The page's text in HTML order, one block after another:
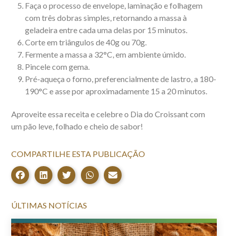
Faça o processo de envelope, laminação e folhagem
com três dobras simples, retornando a massa à
geladeira entre cada uma delas por 15 minutos.
Corte em triângulos de 40g ou 70g.
Fermente a massa a 32°C, em ambiente úmido.
Pincele com gema.
Pré-aqueça o forno, preferencialmente de lastro, a 180-
190°C e asse por aproximadamente 15 a 20 minutos.
Aproveite essa receita e celebre o Dia do Croissant com
um pão leve, folhado e cheio de sabor!
COMPARTILHE ESTA PUBLICAÇÃO
ÚLTIMAS NOTÍCIAS